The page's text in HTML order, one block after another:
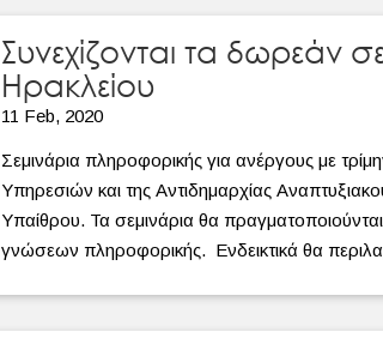
Συνεχίζονται τα δωρεάν
Ηρακλείου
11 Feb, 2020
Σεμινάρια πληροφορικής για ανέργους με
Υπηρεσιών και της Αντιδημαρχίας
Υπαίθρου. Τα σεμινάρια θα
γνώσεων πληροφορικής. Ενδεικτικά θα